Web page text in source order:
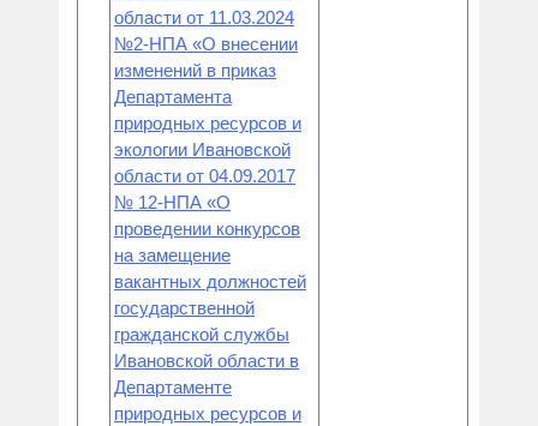
области от 11.03.2024
№2-НПА «О внесении
изменений в приказ
Департамента
природных ресурсов и
экологии Ивановской
области от 04.09.2017
№ 12-НПА «О
проведении конкурсов
на замещение
вакантных должностей
государственной
гражданской службы
Ивановской области в
Департаменте
природных ресурсов и